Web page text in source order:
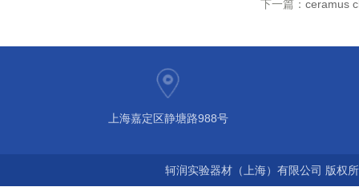
下一篇： ceramus
上海嘉定区静塘路988号
轲润实验器材（上海）有限公司 版权